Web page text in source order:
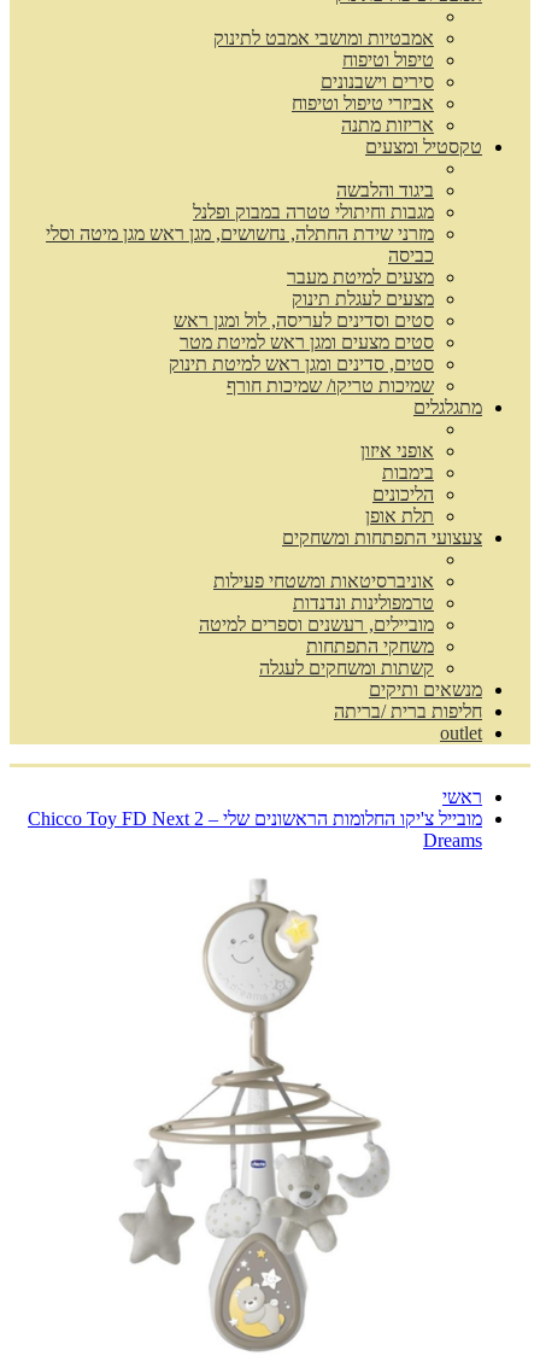
אמבטיות ומושבי אמבט לתינוק
טיפול וטיפוח
סירים וישבנונים
אביזרי טיפול וטיפוח
אריזות מתנה
טקסטיל ומצעים
ביגוד והלבשה
מגבות וחיתולי טטרה במבוק ופלנל
מזרני שידת החתלה, נחשושים, מגן ראש מגן מיטה וסלי
כביסה
מצעים למיטת מעבר
מצעים לעגלת תינוק
סטים וסדינים לעריסה, לול ומגן ראש
סטים מצעים ומגן ראש למיטת מטר
סטים, סדינים ומגן ראש למיטת תינוק
שמיכות טריקו/ שמיכות חורף
מתגלגלים
אופני איזון
בימבות
הליכונים
תלת אופן
צעצועי התפתחות ומשחקים
אוניברסיטאות ומשטחי פעילות
טרמפולינות ונדנדות
מוביילים, רעשנים וספרים למיטה
משחקי התפתחות
קשתות ומשחקים לעגלה
מנשאים ותיקים
חליפות ברית /בריתה
outlet
ראשי
מובייל צ'יקו החלומות הראשונים שלי – Chicco Toy FD Next 2
Dreams